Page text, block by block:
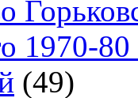
1970-80
(49)